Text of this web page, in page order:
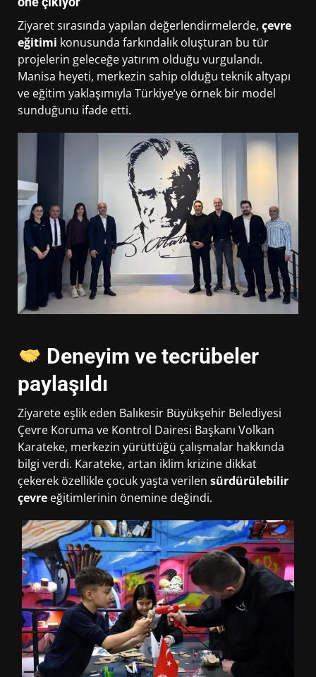
Ziyaret sırasında yapılan değerlendirmelerde, çevre
eğitimi konusunda farkındalık oluşturan bu tür
projelerin geleceğe yatırım olduğu vurgulandı.
Manisa heyeti, merkezin sahip olduğu teknik altyapı
ve eğitim yaklaşımıyla Türkiye’ye örnek bir model
sunduğunu ifade etti.
Deneyim ve tecrübeler
paylaşıldı
Ziyarete eşlik eden Balıkesir Büyükşehir Belediyesi
Çevre Koruma ve Kontrol Dairesi Başkanı Volkan
Karateke, merkezin yürüttüğü çalışmalar hakkında
bilgi verdi. Karateke, artan iklim krizine dikkat
çekerek özellikle çocuk yaşta verilen sürdürülebilir
çevre eğitimlerinin önemine değindi.